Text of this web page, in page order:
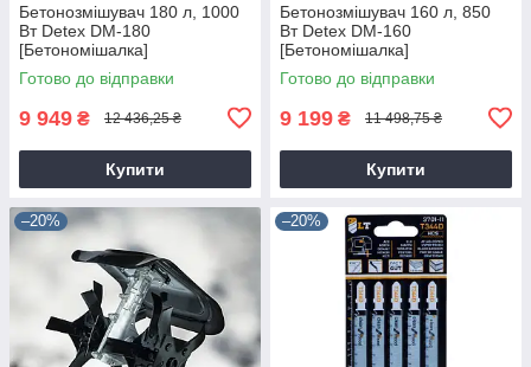
Бетонозмішувач 180 л, 1000
Вт Detex DM-180
[Бетономішалка]
Готово до відправки
9 949 ₴ 12 436,25 ₴
Купити
Бетонозмішувач 160 л, 850
Вт Detex DM-160
[Бетономішалка]
Готово до відправки
9 199 ₴ 11 498,75 ₴
Купити
–20% –20%